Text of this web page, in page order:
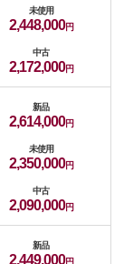
未使用
2,448,000
中古
2,172,000
新品
2,614,000
未使用
2,350,000
中古
2,090,000
新品
2,449,000